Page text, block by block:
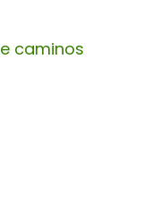
caminos